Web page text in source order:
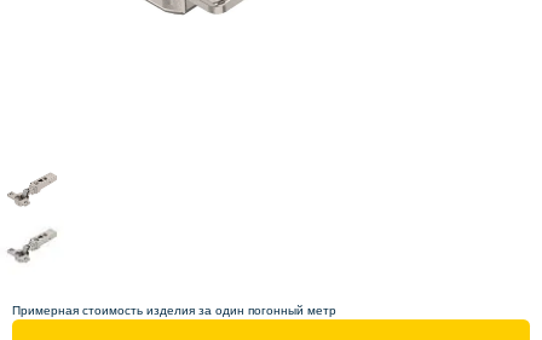
Видеоотзывы
Примерная стоимость изделия за один погонный метр